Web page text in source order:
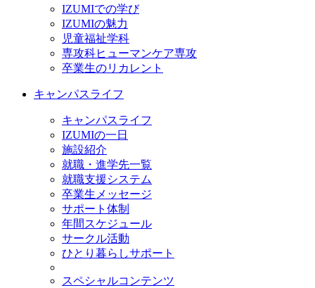
IZUMIでの学び
IZUMIの魅力
児童福祉学科
専攻科ヒューマンケア専攻
卒業生のリカレント
キャンパスライフ
キャンパスライフ
IZUMIの一日
施設紹介
就職・進学先一覧
就職支援システム
卒業生メッセージ
サポート体制
年間スケジュール
サークル活動
ひとり暮らしサポート
スペシャルコンテンツ